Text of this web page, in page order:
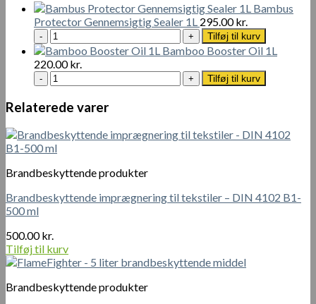
Bambus
Protector Gennemsigtig Sealer 1L 295.00kr.
Bambus
Protector
Gennemsigtig
Sealer
1L
antal
Tilføj til kurv
Bamboo Booster Oil 1L
220.00kr.
Bamboo
Booster
Oil
1L
antal
Tilføj til kurv
Relaterede varer
Brandbeskyttende produkter
Brandbeskyttende imprægnering til tekstiler – DIN 4102 B1-
500 ml
500.00kr.
Tilføj til kurv
Brandbeskyttende produkter